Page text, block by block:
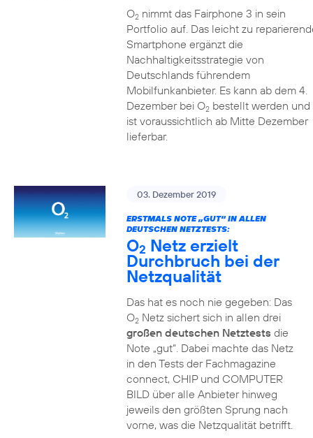
O2nimmt das Fairphone 3 in sein
Portfolio auf. Das leicht zu
Smartphone ergänzt die
Nachhaltigkeitsstrategie von
Deutschlands führendem
Mobilfunkanbieter. Es kann ab dem 4.
Dezember bei O2bestellt werden und
ist voraussichtlich ab Mitte Dezember
lieferbar.
03. Dezember 2019
ERSTMALS NOTE „GUT“ IN ALLEN
DEUTSCHEN NETZTESTS:
O2 Netz erzielt
Durchbruch bei der
Netzqualität
Das hat es noch nie gegeben: Das
O2Netz sichert sich in allen drei
großen deutschen Netztests die
Note „gut“. Dabei machte das Netz
in den Tests der Fachmagazine
connect, CHIP und COMPUTER
BILD über alle Anbieter hinweg
jeweils den größten Sprung nach
vorne, was die Netzqualität betrifft.